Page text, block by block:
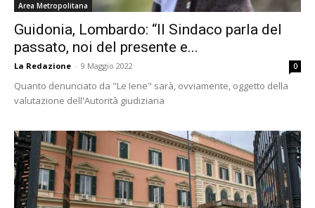
Area Metropolitana
Guidonia, Lombardo: “Il Sindaco parla del
passato, noi del presente e...
La Redazione - 9 Maggio 2022 0
Quanto denunciato da "Le Iene" sarà, ovviamente, oggetto della
valutazione dell'Autorità giudiziaria